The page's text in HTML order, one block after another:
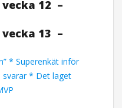
vecka 12 –
vecka 13 –
* Superenkät inför
svarar * Det laget